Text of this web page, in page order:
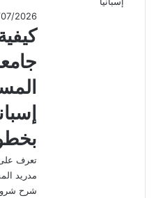
2026
تعرف على
شرح